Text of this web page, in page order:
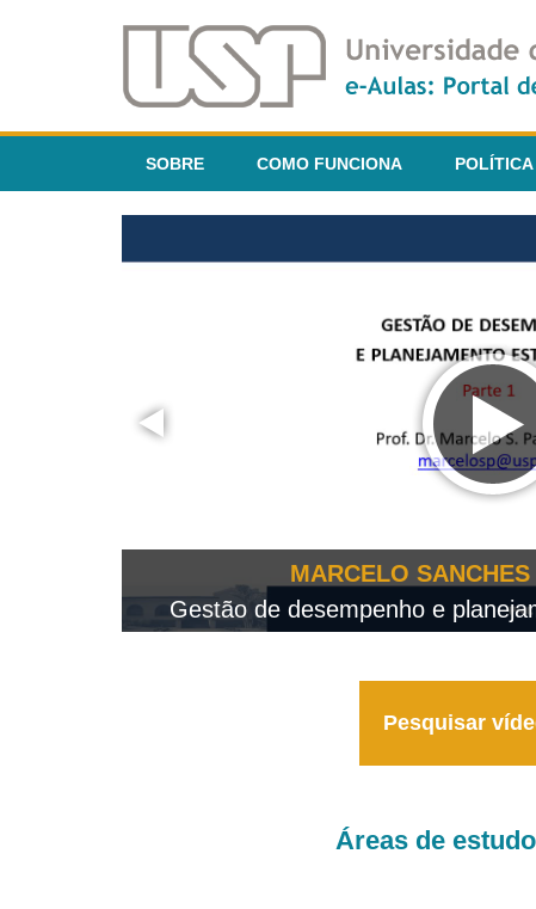
SOBRE COMO FUNCIONA
MARCELO
Gestão de desempenho e
Pesquisar
Áreas de estudo